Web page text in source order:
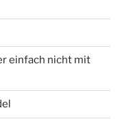
einfach nicht mit